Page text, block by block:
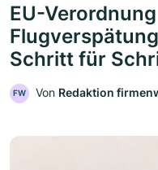
EU-
Schritt für
FW Von Redaktion